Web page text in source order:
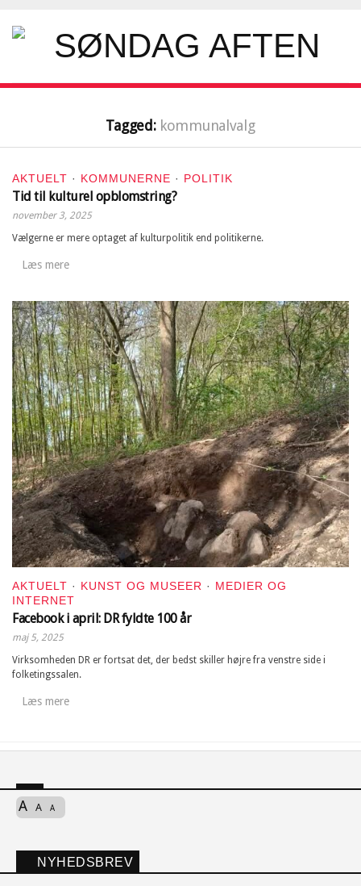
Tagged: kommunalvalg
AKTUELT · KOMMUNERNE · POLITIK
Tid til kulturel opblomstring?
november 3, 2025
Vælgerne er mere optaget af kulturpolitik end politikerne.
Læs mere
AKTUELT · KUNST OG MUSEER · MEDIER OG
INTERNET
Facebook i april: DR fyldte 100 år
maj 5, 2025
Virksomheden DR er fortsat det, der bedst skiller højre fra venstre side i
folketingssalen.
Læs mere
A A A
NYHEDSBREV